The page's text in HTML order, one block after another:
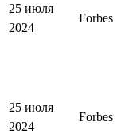
25 июля
2024
Forbes
25 июля
2024
Forbes